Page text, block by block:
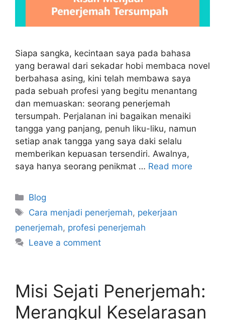
Siapa sangka, kecintaan saya pada bahasa
yang berawal dari sekadar hobi membaca novel
berbahasa asing, kini telah membawa saya
pada sebuah profesi yang begitu menantang
dan memuaskan: seorang penerjemah
tersumpah. Perjalanan ini bagaikan menaiki
tangga yang panjang, penuh liku-liku, namun
setiap anak tangga yang saya daki selalu
memberikan kepuasan tersendiri. Awalnya,
saya hanya seorang penikmat … Read more
Categories
Blog
Tags
Cara menjadi penerjemah, pekerjaan
penerjemah, profesi penerjemah
Leave a comment
Misi Sejati Penerjemah:
Merangkul Keselarasan